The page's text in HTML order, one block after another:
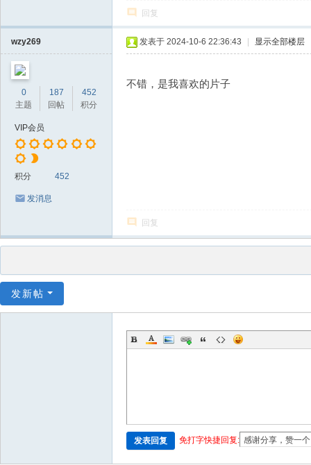
回复
wzy269
0
主题
187
回帖
452
积分
VIP会员
积分 452
发消息
发表于 2024-10-6 22:36:43 显示全部楼层
不错，是我喜欢的片子
回复
发新帖
发表回复 免打字快捷回复: